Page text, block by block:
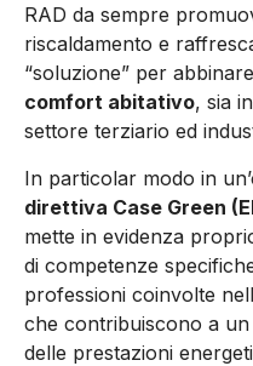
RAD da sempre
riscaldamento e
“soluzione” per abbinare
comfort abitativo, sia
settore terziario ed
In particolar modo in
direttiva Case Green
mette in evidenza
di competenze
professioni coinvolte
che contribuiscono a
delle prestazioni